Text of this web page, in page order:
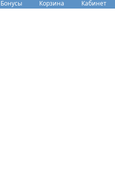
Бонусы
Корзина
Кабинет